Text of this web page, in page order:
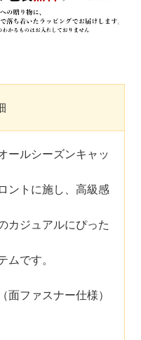
ールシーズンキャッ
ントに施し、高級感
カジュアルにぴった
ムです。
面ファスナー仕様）